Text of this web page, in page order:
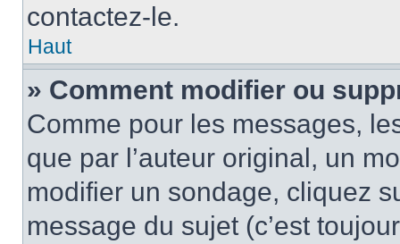
contactez-le.
Haut
» Comment modifier ou
Comme pour les messages,
que par l’auteur original, un
modifier un sondage, cliquez
message du sujet (c’est